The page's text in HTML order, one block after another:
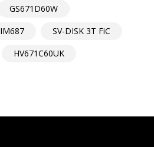
GS671D60W
IM687
SV-DISK 3T FiC
HV671C60UK